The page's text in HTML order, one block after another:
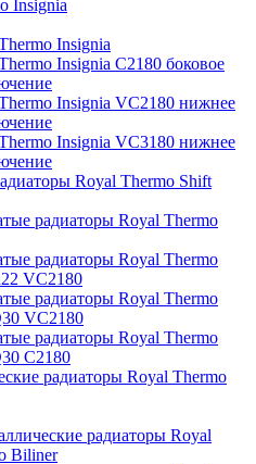
Insignia
Insignia
Insignia C2180 боковое
Insignia VC2180 нижнее
Insignia VC3180 нижнее
Royal Thermo Shift
радиаторы Royal Thermo
радиаторы Royal Thermo
VC2180
радиаторы Royal Thermo
VC2180
радиаторы Royal Thermo
C2180
радиаторы Royal Thermo
радиаторы Royal
Biliner